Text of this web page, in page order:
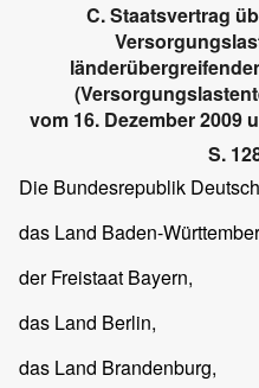
C. Staatsvertrag
vom 16. Dezember 2009
S.
Die Bundesrepublik
das Land Baden-
der Freistaat Bayern,
das Land Berlin,
das Land Brandenburg,